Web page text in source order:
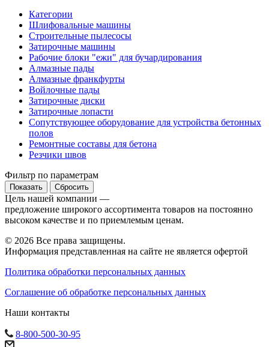
Категории
Шлифовальные машины
Строительные пылесосы
Затирочные машины
Рабочие блоки "ежи" для бучардирования
Алмазные пады
Алмазные франкфурты
Войлочные пады
Затирочные диски
Затирочные лопасти
Сопутствующее оборудование для устройства бетонных
полов
Ремонтные составы для бетона
Резчики швов
Фильтр по параметрам
Сбросить
Цель нашей компании —
предложение широкого ассортимента товаров на постоянно
высоком качестве и по приемлемым ценам.
© 2026 Все права защищены.
Информация представленная на сайте не является офертой
Политика обработки персональных данных
Соглашение об обработке персональных данных
Наши контакты
8-800-500-30-95